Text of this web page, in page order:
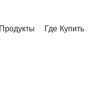
Продукты Где Купить